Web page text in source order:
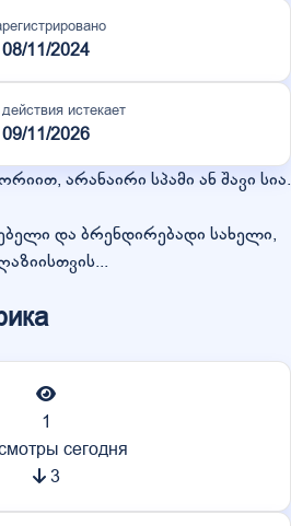
08/11/2024
истекает
09/11/2026
არანაირი სპამი ან შავი სია.
და ბრენდირებადი სახელი,
1
сегодня
3